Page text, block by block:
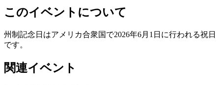
このイベントについて
州制記念日はアメリカ合衆国で2026年6月1日に行われる祝日
です。
関連イベント